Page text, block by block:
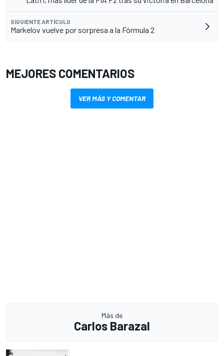
SIGUIENTE ARTÍCULO
Markelov vuelve por sorpresa a la Fórmula 2
MEJORES COMENTARIOS
VER MÁS Y COMENTAR
Más de
Carlos Barazal